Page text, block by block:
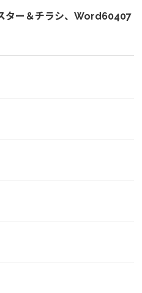
ター＆チラシ、Word60407